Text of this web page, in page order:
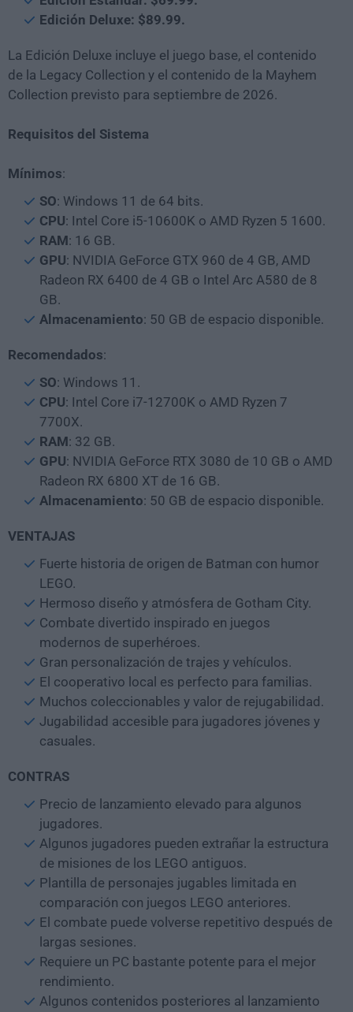
Edición Deluxe: $89.99.
La Edición Deluxe incluye el juego base, el contenido
de la Legacy Collection y el contenido de la Mayhem
Collection previsto para septiembre de 2026.
Requisitos del Sistema
Mínimos:
SO: Windows 11 de 64 bits.
CPU: Intel Core i5-10600K o AMD Ryzen 5 1600.
RAM: 16 GB.
GPU: NVIDIA GeForce GTX 960 de 4 GB, AMD
Radeon RX 6400 de 4 GB o Intel Arc A580 de 8
GB.
Almacenamiento: 50 GB de espacio disponible.
Recomendados:
SO: Windows 11.
CPU: Intel Core i7-12700K o AMD Ryzen 7
7700X.
RAM: 32 GB.
GPU: NVIDIA GeForce RTX 3080 de 10 GB o AMD
Radeon RX 6800 XT de 16 GB.
Almacenamiento: 50 GB de espacio disponible.
VENTAJAS
Fuerte historia de origen de Batman con humor
LEGO.
Hermoso diseño y atmósfera de Gotham City.
Combate divertido inspirado en juegos
modernos de superhéroes.
Gran personalización de trajes y vehículos.
El cooperativo local es perfecto para familias.
Muchos coleccionables y valor de rejugabilidad.
Jugabilidad accesible para jugadores jóvenes y
casuales.
CONTRAS
Precio de lanzamiento elevado para algunos
jugadores.
Algunos jugadores pueden extrañar la estructura
de misiones de los LEGO antiguos.
Plantilla de personajes jugables limitada en
comparación con juegos LEGO anteriores.
El combate puede volverse repetitivo después de
largas sesiones.
Requiere un PC bastante potente para el mejor
rendimiento.
Algunos contenidos posteriores al lanzamiento